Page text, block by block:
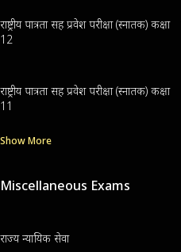
राष्ट्रीय पात्रता सह प्रवेश परीक्षा (स्नातक) कक्षा
12
राष्ट्रीय पात्रता सह प्रवेश परीक्षा (स्नातक) कक्षा
11
Show More
Miscellaneous Exams
राज्य न्यायिक सेवा